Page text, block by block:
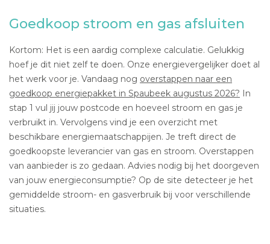
Goedkoop stroom en gas afsluiten
Kortom: Het is een aardig complexe calculatie. Gelukkig
hoef je dit niet zelf te doen. Onze energievergelijker doet al
het werk voor je. Vandaag nog overstappen naar een
goedkoop energiepakket in Spaubeek augustus 2026? In
stap 1 vul jij jouw postcode en hoeveel stroom en gas je
verbruikt in. Vervolgens vind je een overzicht met
beschikbare energiemaatschappijen. Je treft direct de
goedkoopste leverancier van gas en stroom. Overstappen
van aanbieder is zo gedaan. Advies nodig bij het doorgeven
van jouw energieconsumptie? Op de site detecteer je het
gemiddelde stroom- en gasverbruik bij voor verschillende
situaties.